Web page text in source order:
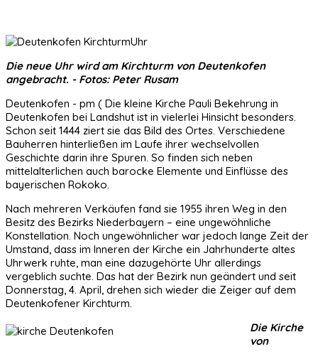
Die neue Uhr wird am Kirchturm von Deutenkofen
angebracht. - Fotos: Peter Rusam
Deutenkofen - pm ( Die kleine Kirche Pauli Bekehrung in
Deutenkofen bei Landshut ist in vielerlei Hinsicht besonders.
Schon seit 1444 ziert sie das Bild des Ortes. Verschiedene
Bauherren hinterließen im Laufe ihrer wechselvollen
Geschichte darin ihre Spuren. So finden sich neben
mittelalterlichen auch barocke Elemente und Einflüsse des
bayerischen Rokoko.
Nach mehreren Verkäufen fand sie 1955 ihren Weg in den
Besitz des Bezirks Niederbayern – eine ungewöhnliche
Konstellation. Noch ungewöhnlicher war jedoch lange Zeit der
Umstand, dass im Inneren der Kirche ein Jahrhunderte altes
Uhrwerk ruhte, man eine dazugehörte Uhr allerdings
vergeblich suchte. Das hat der Bezirk nun geändert und seit
Donnerstag, 4. April, drehen sich wieder die Zeiger auf dem
Deutenkofener Kirchturm.
Die Kirche
von